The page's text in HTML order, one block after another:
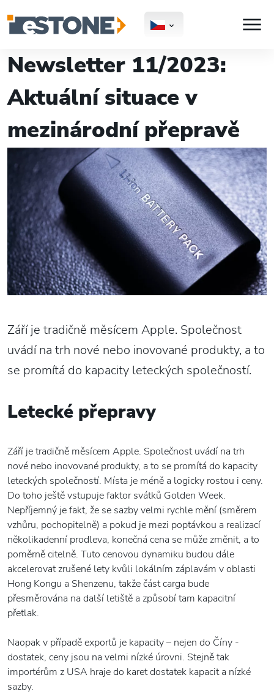
Newsletter 11/2023:
Aktuální situace v
mezinárodní přepravě
Září je tradičně měsícem Apple. Společnost
uvádí na trh nové nebo inovované produkty, a to
se promítá do kapacity leteckých společností.
Letecké přepravy
Září je tradičně měsícem Apple. Společnost uvádí na trh
nové nebo inovované produkty, a to se promítá do kapacity
leteckých společností. Místa je méně a logicky rostou i ceny.
Do toho ještě vstupuje faktor svátků Golden Week.
Nepříjemný je fakt, že se sazby velmi rychle mění (směrem
vzhůru, pochopitelně) a pokud je mezi poptávkou a realizací
několikadenní prodleva, konečná cena se může změnit, a to
poměrně citelně. Tuto cenovou dynamiku budou dále
akcelerovat zrušené lety kvůli lokálním záplavám v oblasti
Hong Kongu a Shenzenu, takže část carga bude
přesměrována na další letiště a způsobí tam kapacitní
přetlak.
Naopak v případě exportů je kapacity – nejen do Číny -
dostatek, ceny jsou na velmi nízké úrovni. Stejně tak
importérům z USA hraje do karet dostatek kapacit a nízké
sazby.